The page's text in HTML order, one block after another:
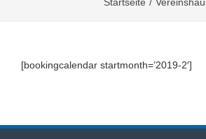
[bookingcalendar startmonth=’2019-2′]